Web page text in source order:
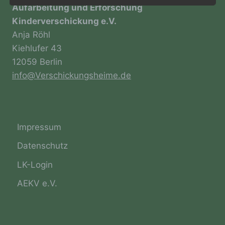
Aufarbeitung und Erforschung
Kinderverschickung e.V.
Anja Röhl
Kiehlufer 43
12059 Berlin
info@Verschickungsheime.de
Impressum
Datenschutz
LK-Login
AEKV e.V.
Öffentlichkeit als auch für unsere Kunden und
Geschäftspartner einfach lesbar und
verständlich sein. Um dies zu gewährleisten,
möchten wir vorab die verwendeten
Begrifflichkeiten erläutern.
Wir verwenden in dieser Datenschutzerklärung
unter anderem die folgenden Begriffe:
Personenbezogene Daten sind alle
oder identifizierbare natürliche Person (im
Als identifizierbar wird eine natürliche